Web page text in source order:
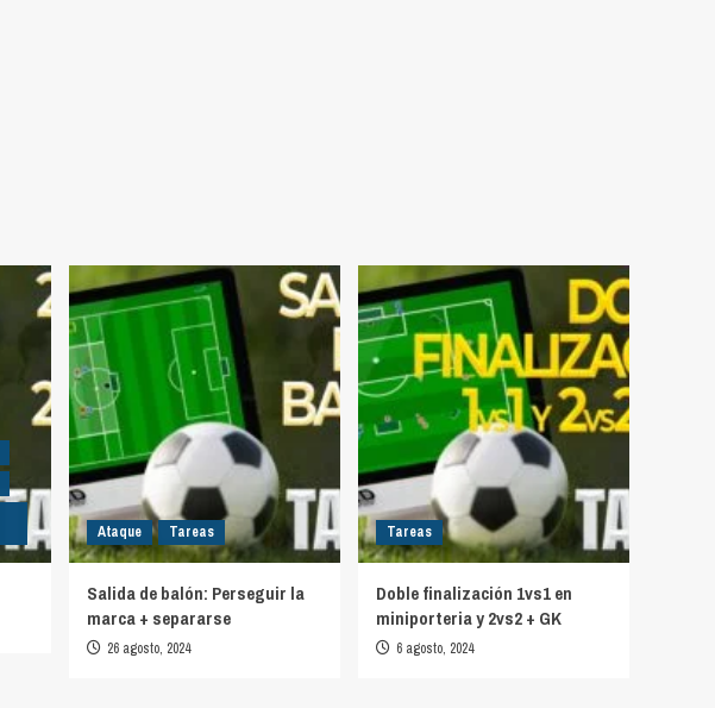
Ataque Tareas
Salida de balón: Perseguir la
marca + separarse
26 agosto, 2024
Tareas
Doble finalización 1vs1 en
miniporteria y 2vs2 + GK
6 agosto, 2024